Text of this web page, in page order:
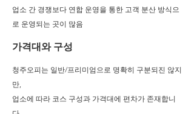
업소 간 경쟁보다 연합 운영을 통한 고객 분산 방식으
로 운영되는 곳이 많음
가격대와 구성
청주오피는 일반/프리미엄으로 명확히 구분되진 않지
만,
업소에 따라 코스 구성과 가격대에 편차가 존재합니